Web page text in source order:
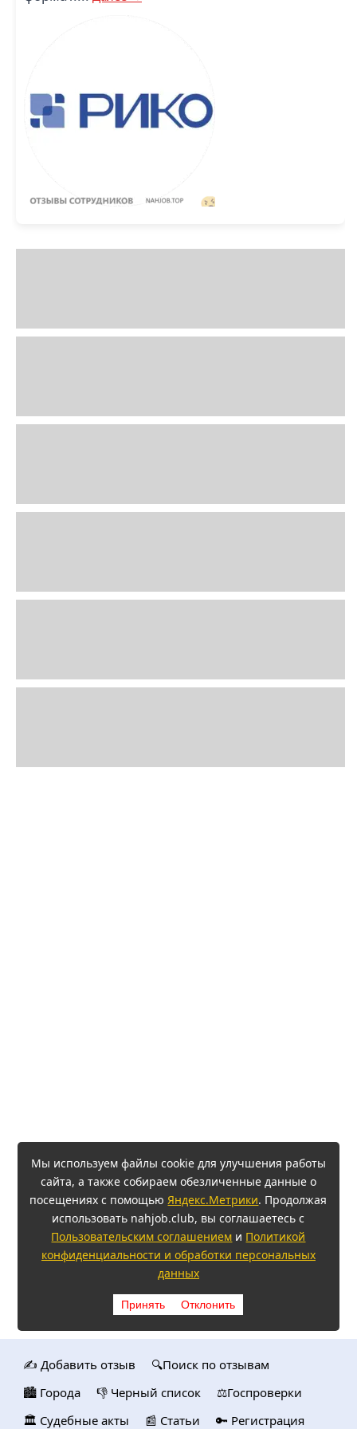
Мы используем файлы cookie для улучшения работы
сайта, а также собираем обезличенные данные о
посещениях с помощьюЯндекс.Метрики. Продолжая
использовать nahjob.club, вы соглашаетесь с
Пользовательским соглашением и Политикой
конфиденциальности и обработки персональных
данных
Принять Отклонить
✍️ Добавить отзыв
🔍Поиск по отзывам
🏙️ Городa
👎 Черный список
⚖️Госпроверки
🏛️ Судебные акты
📰 Статьи 🔑 Регистрация